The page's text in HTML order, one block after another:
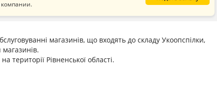
компании.
магазинів, що входять до складу Укоопспілки,
території Рівненської області.